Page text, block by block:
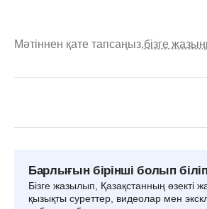
Мәтіннен қате тапсаңыз,бізге
Барлығын бірінші болып
Бізге жазылып, Қазақстанның өзекті
қызықты суреттер, видеолар мен